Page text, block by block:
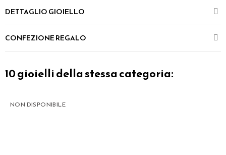
DETTAGLIO GIOIELLO
CONFEZIONE REGALO
10 gioielli della stessa categoria:
NON DISPONIBILE